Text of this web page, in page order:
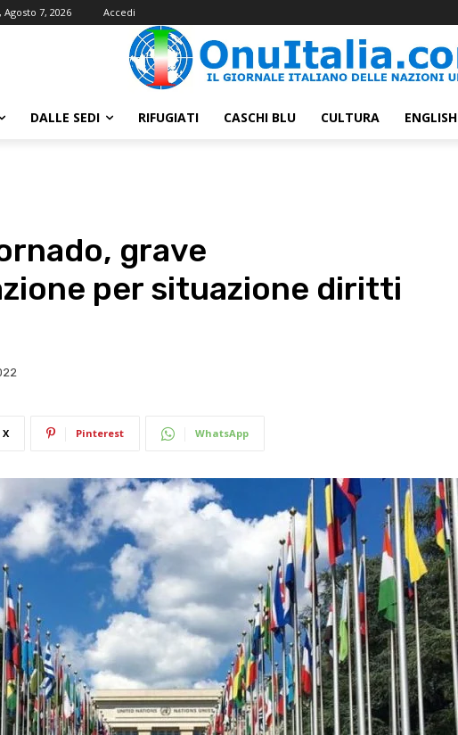
7, 2026 Accedi
DALLE SEDI RIFUGIATI CASCHI BLU CULTURA ENGLISH
grave
per situazione diritti
X Pinterest WhatsApp